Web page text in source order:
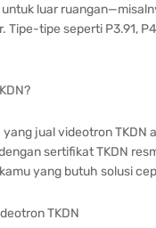
luar
Tipe-tipe seperti P3.91,
jual videotron TKDN
sertifikat TKDN
yang butuh solusi
TKDN